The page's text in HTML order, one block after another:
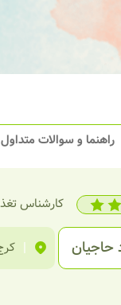
راهنما و سوالات متداول
کارشناس
حاجیان |